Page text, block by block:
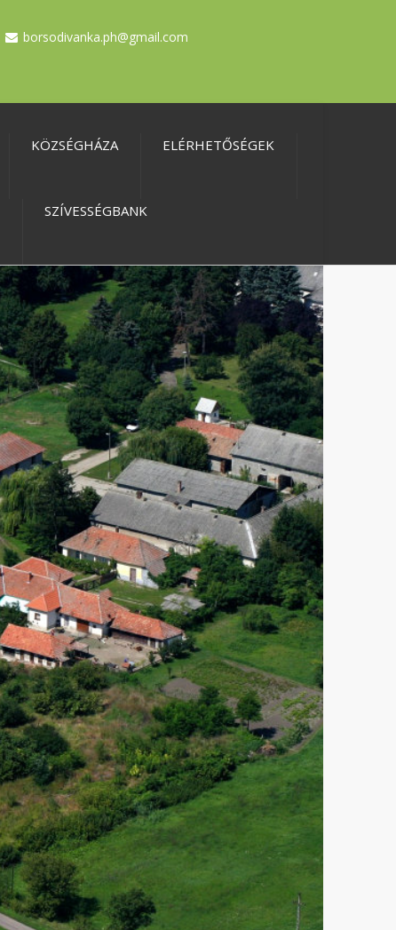
borsodivanka.ph@gmail.com
KÖZSÉGHÁZA ELÉRHETŐSÉGEK
SZÍVESSÉGBANK